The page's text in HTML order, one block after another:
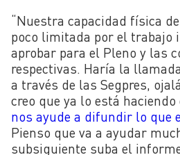
“Nuestra capacidad física
poco limitada por el trabajo
aprobar para el Pleno y las
respectivas. Haría la
a través de las Segpres,
creo que ya lo está
nos ayude a difundir lo que
Pienso que va a ayudar
subsiguiente suba el